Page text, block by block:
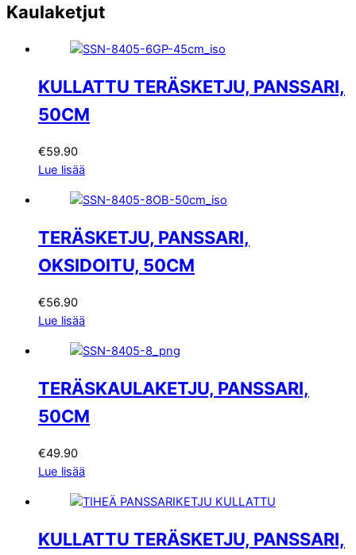
Kaulaketjut
KULLATTU TERÄSKETJU, PANSSARI,
50CM
€59.90
Lue lisää
TERÄSKETJU, PANSSARI,
OKSIDOITU, 50CM
€56.90
Lue lisää
TERÄSKAULAKETJU, PANSSARI,
50CM
€49.90
Lue lisää
KULLATTU TERÄSKETJU, PANSSARI,